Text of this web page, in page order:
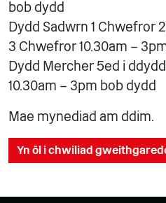
bob dydd
Dydd Sadwrn 1 Chwefror
3 Chwefror 10.30am –
Dydd Mercher 5ed i
10.30am – 3pm bob dydd
Mae mynediad am ddim.
Yn ôl i chwiliad